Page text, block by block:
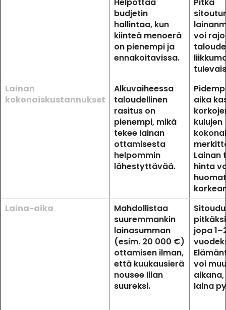
Helpottaa
budjetin
hallintaa, kun
kiinteä menoerä
on pienempi ja
ennakoitavissa.
Pitkä
voi
Lainan
kokonaiskustannukset
Alkuvaiheessa
taloudellinen
rasitus on
pienempi, mikä
tekee lainan
ottamisesta
helpommin
lähestyttävää.
aika
kulujen
Lainan
hinta
Laina-aika
Mahdollistaa
suuremmankin
lainasumman
(esim. 20 000 €)
ottamisen ilman,
että kuukausierä
nousee liian
suureksi.
jopa
voi
laina